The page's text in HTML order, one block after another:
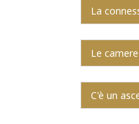
La
Le
C'è un